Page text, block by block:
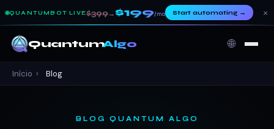
QUANTUMBOT LIVE$399→ $199/mo Start automating→ ×
QuantumAlgo 🌐
Início › Blog
BLOG QUANTUM ALGO